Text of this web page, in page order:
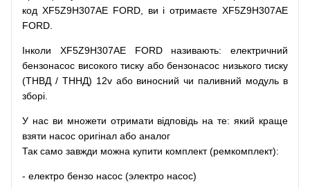
код XF5Z9H307AE FORD, ви і отримаєте XF5Z9H307AE
FORD.
Інколи XF5Z9H307AE FORD називають:
електричний
бензонасос високого тиску або бензонасос низького тиску
(ТНВД / ТННД) 12v або виносний чи паливний модуль в
зборі
У нас ви множети отримати відповідь на те: який краще
взяти насос оригінал або аналог
Так само завжди можна купити комплект (ремкомплект):
- електро бензо насос (электро насос)